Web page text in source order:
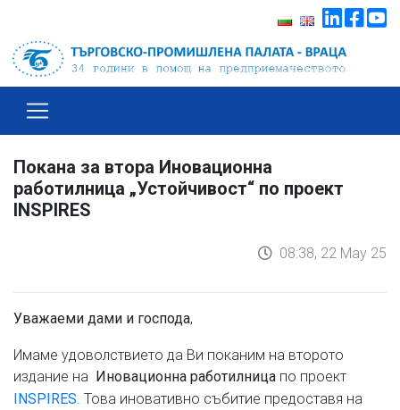
Покана за втора Иновационна
работилница „Устойчивост“ по проект
INSPIRES
08:38, 22 May 25
Уважаеми дами и господа,
Имаме удоволствието да Ви поканим на второто
издание на Иновационна работилница по проект
INSPIRES . Това иновативно събитие предоставя на